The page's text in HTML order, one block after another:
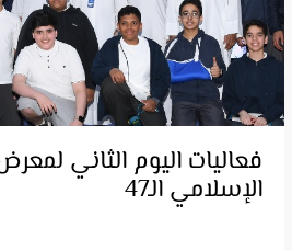
فعاليات اليوم الثاني
الإسلامي الـ47